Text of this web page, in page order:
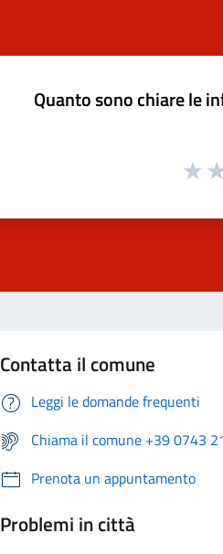
Quanto sono chiare le
Contatta il comune
Leggi le domande frequenti
Chiama il comune +39 0743
Prenota un appuntamento
Problemi in città